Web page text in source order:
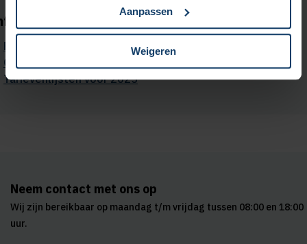
Aanpassen
Weigeren
over 2025
Polisvoorwaarden 2025
Overzicht vergoedingen 2025
Tarievenlijsten voor 2025
Neem contact met ons op
Wij zijn bereikbaar op maandag t/m vrijdag tussen 08:00 en 18:00
uur.